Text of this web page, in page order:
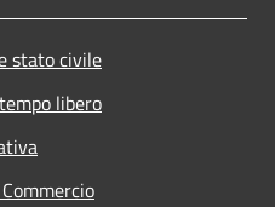
stato civile
libero